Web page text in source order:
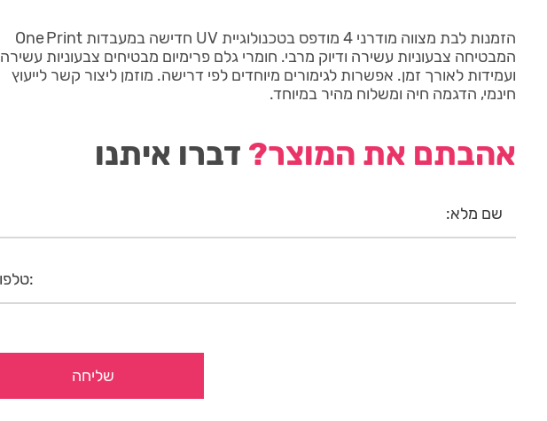
הזמנות לבת מצווה מודרני 4 מודפס בטכנולוגיית UV חדישה במעבדות One Print
המבטיחה צבעוניות עשירה ודיוק מרבי. חומרי גלם פרימיום מבטיחים צבעוניות עשירה
ועמידות לאורך זמן. אפשרות לגימורים מיוחדים לפי דרישה. מוזמן ליצור קשר לייעוץ
חינמי, הדגמה חיה ומשלוח מהיר במיוחד.
אהבתם את המוצר? דברו איתנו